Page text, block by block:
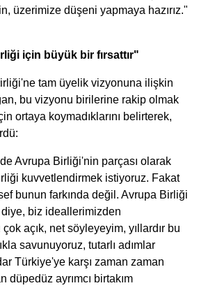
üzerimize düşeni yapmaya hazırız."
için büyük bir fırsattır"
tam üyelik vizyonuna ilişkin
bu vizyonu birilerine rakip olmak
ortaya koymadıklarını belirterek,
Avrupa Birliği'nin parçası olarak
kuvvetlendirmek istiyoruz. Fakat
bunun farkında değil. Avrupa Birliği
biz ideallerimizden
açık, net söyleyeyim, yıllardır bu
savunuyoruz, tutarlı adımlar
Türkiye'ye karşı zaman zaman
düpedüz ayrımcı birtakım